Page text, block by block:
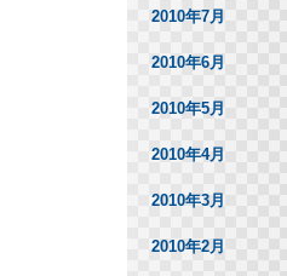
2010年7月
2010年6月
2010年5月
2010年4月
2010年3月
2010年2月